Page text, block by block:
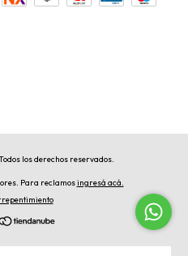
los derechos reservados.
Para reclamosingresá acá.